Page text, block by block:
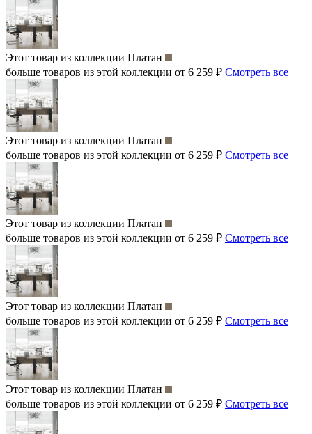
Этот товар из коллекции Платан
больше товаров из этой коллекции от 6 259 ₽ Смотреть все
Этот товар из коллекции Платан
больше товаров из этой коллекции от 6 259 ₽ Смотреть все
Этот товар из коллекции Платан
больше товаров из этой коллекции от 6 259 ₽ Смотреть все
Этот товар из коллекции Платан
больше товаров из этой коллекции от 6 259 ₽ Смотреть все
Этот товар из коллекции Платан
больше товаров из этой коллекции от 6 259 ₽ Смотреть все